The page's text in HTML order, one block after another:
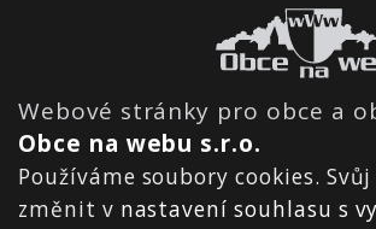
Webové stránky pro obce a
Obce na webu s.r.o.
Používáme soubory cookies.
změnit v nastavení souhlasu s